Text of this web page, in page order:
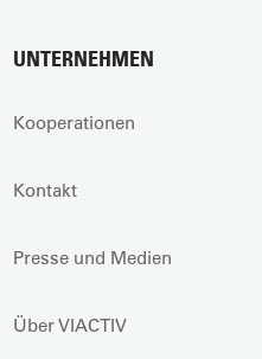
UNTERNEHMEN
Kooperationen
Kontakt
Presse und Medien
Über VIACTIV